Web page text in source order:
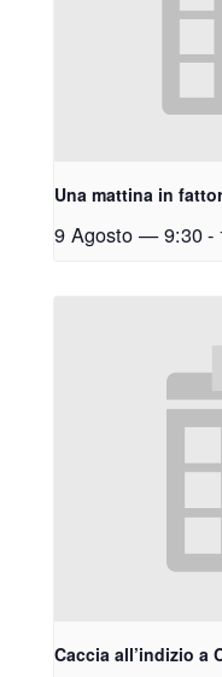
Una mattina in
9 Agosto — 9:30-
Caccia all’indizio a